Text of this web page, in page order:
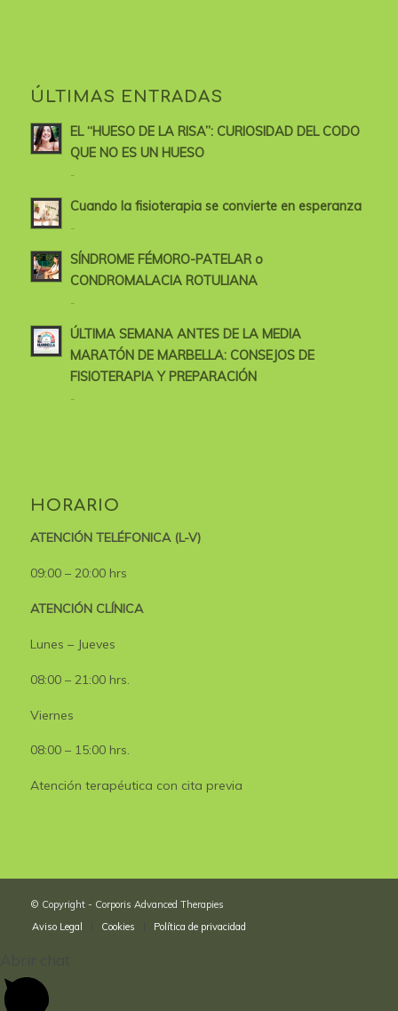
ÚLTIMAS ENTRADAS
EL “HUESO DE LA RISA”: CURIOSIDAD DEL CODO
QUE NO ES UN HUESO
-
Cuando la fisioterapia se convierte en esperanza
-
SÍNDROME FÉMORO-PATELAR o
CONDROMALACIA ROTULIANA
-
ÚLTIMA SEMANA ANTES DE LA MEDIA
MARATÓN DE MARBELLA: CONSEJOS DE
FISIOTERAPIA Y PREPARACIÓN
-
HORARIO
ATENCIÓN TELÉFONICA (L-V)
09:00 – 20:00 hrs
ATENCIÓN CLÍNICA
Lunes – Jueves
08:00 – 21:00 hrs.
Viernes
08:00 – 15:00 hrs.
Atención terapéutica con cita previa
© Copyright - Corporis Advanced Therapies
Aviso Legal
Cookies Política de privacidad